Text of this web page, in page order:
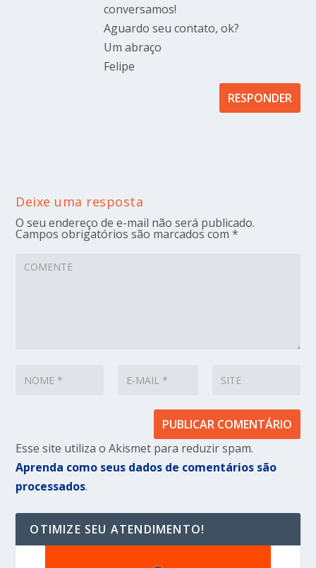
conversamos!
Aguardo seu contato, ok?
Um abraço
Felipe
RESPONDER
Deixe uma resposta
O seu endereço de e-mail não será publicado.
Campos obrigatórios são marcados com*
Esse site utiliza o Akismet para reduzir spam.
Aprenda como seus dados de comentários são
processados.
OTIMIZE SEU ATENDIMENTO!